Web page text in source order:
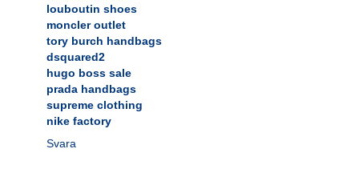
louboutin shoes
moncler outlet
tory burch handbags
dsquared2
hugo boss sale
prada handbags
supreme clothing
nike factory
Svara